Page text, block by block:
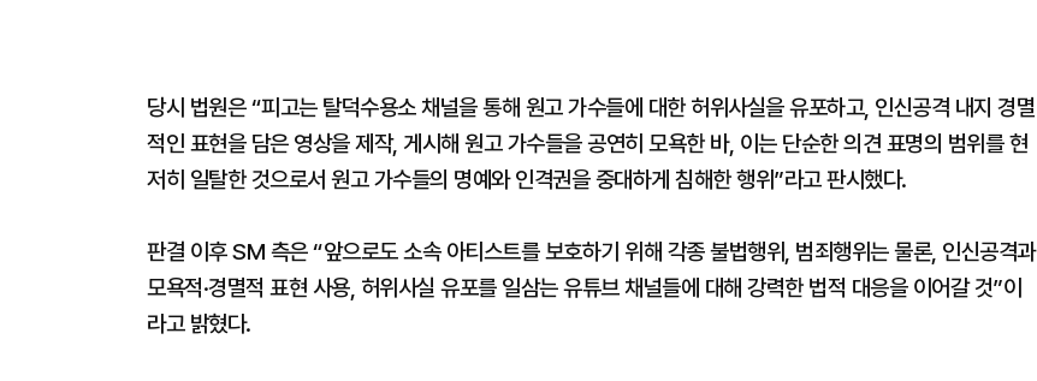
당시 법원은 “피고는 탈덕수용소 채널을 통해 원고 가수들에 대한 허위사실을 유포하고, 인신공격 내지 경멸
적인 표현을 담은 영상을 제작, 게시해 원고 가수들을 공연히 모욕한 바, 이는 단순한 의견 표명의 범위를 현
저히 일탈한 것으로서 원고 가수들의 명예와 인격권을 중대하게 침해한 행위”라고 판시했다.
판결 이후 SM 측은 “앞으로도 소속 아티스트를 보호하기 위해 각종 불법행위, 범죄행위는 물론, 인신공격과
모욕적·경멸적 표현 사용, 허위사실 유포를 일삼는 유튜브 채널들에 대해 강력한 법적 대응을 이어갈 것”이
라고 밝혔다.